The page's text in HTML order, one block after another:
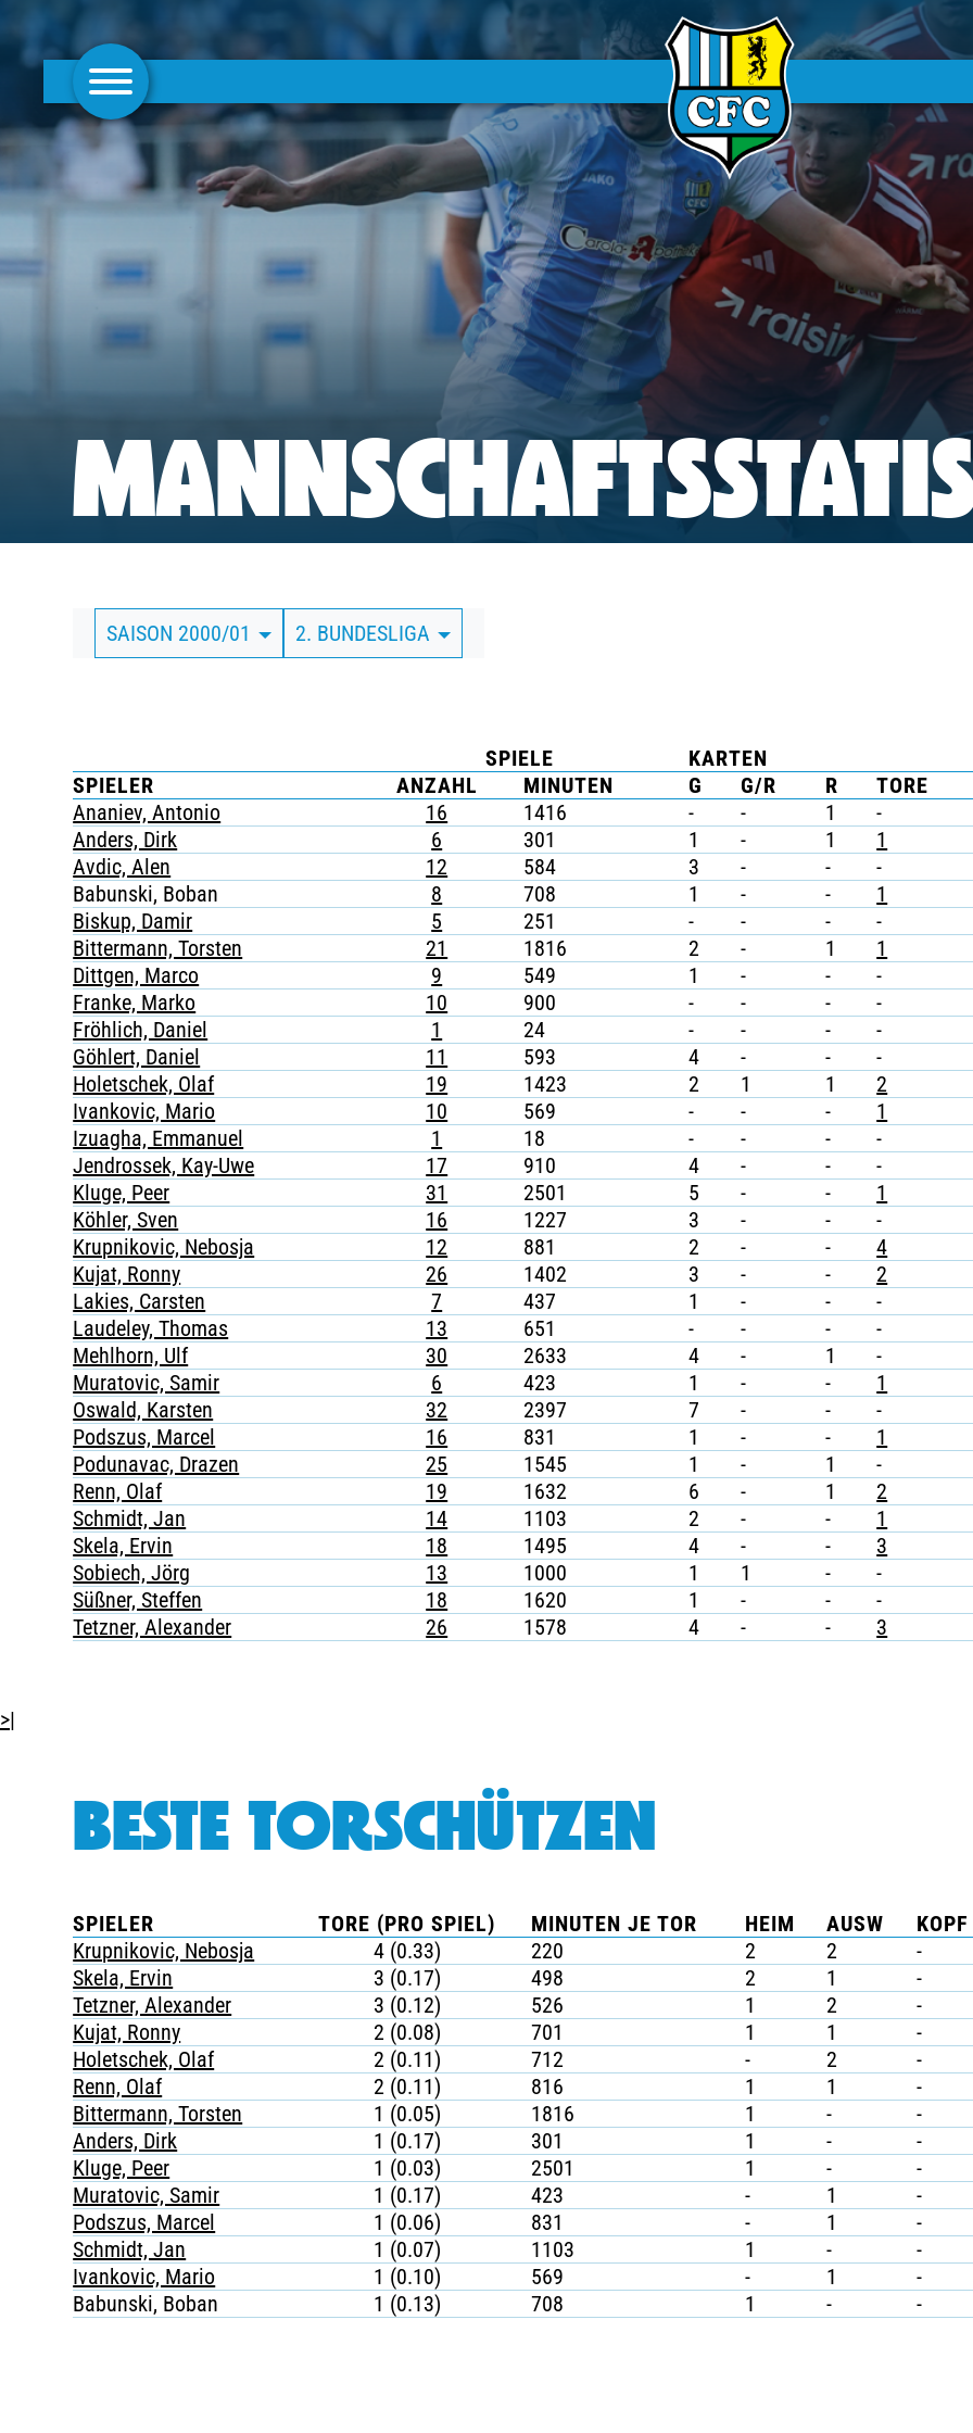
AKTUELLES
FRAUEN
CLUBMITGLIEDSCHAFT
BUSINESS
SÜDKURVE
TICKETING
SAISON 2000/01 2. BUNDESLIGA
SPIELE
KARTEN
SPIELER
ANZAHL MINUTEN G G/R R
TORE
Ananiev, Antonio
16 1416 - - 1
-
Anders, Dirk
6 301 1 - 1
1
Avdic, Alen
12 584 3 - -
-
Babunski, Boban
8 708 1 - -
1
Biskup, Damir
5 251 - - -
-
Bittermann, Torsten
21 1816 2 - 1
1
Dittgen, Marco
9 549 1 - -
-
Franke, Marko
10 900 - - -
-
Fröhlich, Daniel
1 24 - - -
-
Göhlert, Daniel
11 593 4 - -
-
Holetschek, Olaf
19 1423 2 1 1
2
Ivankovic, Mario
10 569 - - -
1
Izuagha, Emmanuel
1 18 - - -
-
Jendrossek, Kay-Uwe
17 910 4 - -
-
Kluge, Peer
31 2501 5 - -
1
Köhler, Sven
16 1227 3 - -
-
Krupnikovic, Nebosja
12 881 2 - -
4
Kujat, Ronny
26 1402 3 - -
2
Lakies, Carsten
7 437 1 - -
-
Laudeley, Thomas
13 651 - - -
-
Mehlhorn, Ulf
30 2633 4 - 1
-
Muratovic, Samir
6 423 1 - -
1
Oswald, Karsten
32 2397 7 - -
-
Podszus, Marcel
16 831 1 - -
1
Podunavac, Drazen
25 1545 1 - 1
-
Renn, Olaf
19 1632 6 - 1
2
Schmidt, Jan
14 1103 2 - -
1
Skela, Ervin
18 1495 4 - -
3
Sobiech, Jörg
13 1000 1 1 -
-
Süßner, Steffen
18 1620 1 - -
-
Tetzner, Alexander
26 1578 4 - - 3
>|
BESTE TORSCHÜTZEN
SPIELER TORE (PRO SPIEL) MINUTEN JE TOR HEIM AUSW
Krupnikovic, Nebosja
4 (0.33) 220 2 2
-
Skela, Ervin
3 (0.17) 498 2 1
-
Tetzner, Alexander
3 (0.12) 526 1 2
-
Kujat, Ronny
2 (0.08) 701 1 1
-
Holetschek, Olaf
2 (0.11) 712 - 2
-
Renn, Olaf
2 (0.11) 816 1 1
-
Bittermann, Torsten
1 (0.05) 1816 1 -
-
Anders, Dirk
1 (0.17) 301 1 -
-
Kluge, Peer
1 (0.03) 2501 1 -
-
Muratovic, Samir
1 (0.17) 423 - 1
-
Podszus, Marcel
1 (0.06) 831 - 1
-
Schmidt, Jan
1 (0.07) 1103 1 -
-
Ivankovic, Mario
1 (0.10) 569 - 1
-
Babunski, Boban
1 (0.13) 708 1 - -